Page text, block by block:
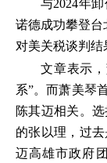
与2024年
诺德成功攀登台
对美关税谈判结
文章表示
系”。而萧美琴
陈其迈相关。
的张以理，过
迈高雄市政府